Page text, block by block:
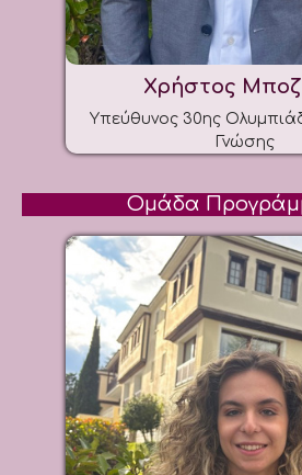
Χρήστος
Υπεύθυνος 30ης
Γνώσης
Ομάδα